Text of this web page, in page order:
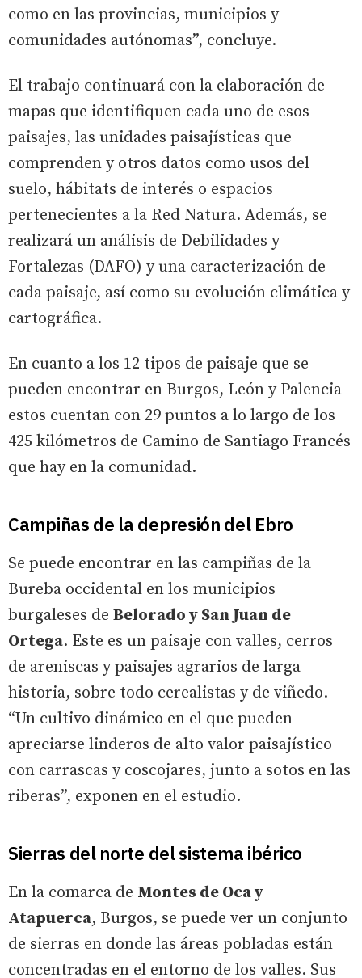
como en las provincias, municipios y
comunidades autónomas”, concluye.
El trabajo continuará con la elaboración de
mapas que identifiquen cada uno de esos
paisajes, las unidades paisajísticas que
comprenden y otros datos como usos del
suelo, hábitats de interés o espacios
pertenecientes a la Red Natura. Además, se
realizará un análisis de Debilidades y
Fortalezas (DAFO) y una caracterización de
cada paisaje, así como su evolución climática y
cartográfica.
En cuanto a los 12 tipos de paisaje que se
pueden encontrar en Burgos, León y Palencia
estos cuentan con 29 puntos a lo largo de los
425 kilómetros de Camino de Santiago Francés
que hay en la comunidad.
Campiñas de la depresión del Ebro
Se puede encontrar en las campiñas de la
Bureba occidental en los municipios
burgaleses de Belorado y San Juan de
Ortega. Este es un paisaje con valles, cerros
de areniscas y paisajes agrarios de larga
historia, sobre todo cerealistas y de viñedo.
“Un cultivo dinámico en el que pueden
apreciarse linderos de alto valor paisajístico
con carrascas y coscojares, junto a sotos en las
riberas”, exponen en el estudio.
Sierras del norte del sistema ibérico
En la comarca de Montes de Oca y
Atapuerca, Burgos, se puede ver un conjunto
de sierras en donde las áreas pobladas están
concentradas en el entorno de los valles. Sus